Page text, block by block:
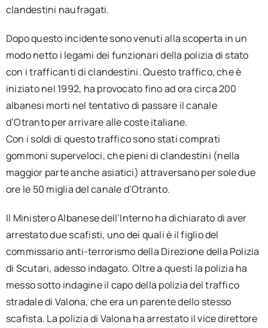
clandestini naufragati.
Dopo questo incidente sono venuti alla scoperta in un
modo netto i legami dei funzionari della polizia di stato
con i trafficanti di clandestini. Questo traffico, che è
iniziato nel 1992, ha provocato fino ad ora circa 200
albanesi morti nel tentativo di passare il canale
d’Otranto per arrivare alle coste italiane.
Con i soldi di questo traffico sono stati comprati
gommoni superveloci, che pieni di clandestini (nella
maggior parte anche asiatici) attraversano per sole due
ore le 50 miglia del canale d’Otranto.
Il Ministero Albanese dell’Interno ha dichiarato di aver
arrestato due scafisti, uno dei quali è il figlio del
commissario anti-terrorismo della Direzione della Polizia
di Scutari, adesso indagato. Oltre a questi la polizia ha
messo sotto indagine il capo della polizia del traffico
stradale di Valona, che era un parente dello stesso
scafista. La polizia di Valona ha arrestato il vice direttore